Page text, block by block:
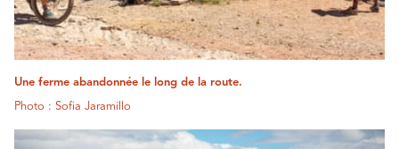
Une ferme abandonnée le long de la route.
Photo : Sofia Jaramillo